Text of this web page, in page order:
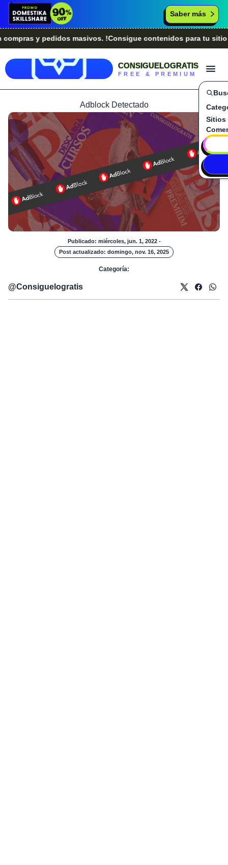
Saber más
y pedidos masivos. !Consigue contenidos para tu sitio
CONSIGUELOGRATIS
FREE & PREMIUM
Sitios
Adblock Detectado
Publicado: miércoles, jun. 1, 2022 -
Post actualizado: domingo, nov. 16, 2025
Categoría:
@Consiguelogratis